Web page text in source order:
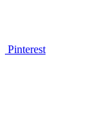
Pinterest